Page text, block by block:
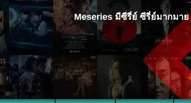
Meseries มีซีรี่ย์ ซีรี่ย์มากมา